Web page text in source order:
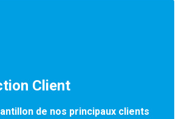
Client
de nos principaux clients